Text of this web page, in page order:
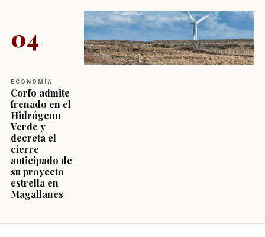
04
ECONOMÍA
Corfo admite
frenado en el
Hidrógeno
Verde y
decreta el
cierre
anticipado de
su proyecto
estrella en
Magallanes